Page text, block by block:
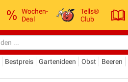
Wochen-
Deal
Tells®
Club
Bestpreis Gartenideen Obst Beeren